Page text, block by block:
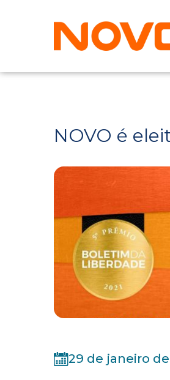
NOVO é
29 de janeiro